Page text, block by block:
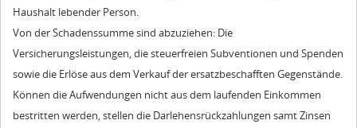
Haushalt lebender Person.
Von der Schadenssumme sind abzuziehen: Die
Versicherungsleistungen, die steuerfreien Subventionen und Spenden
sowie die Erlöse aus dem Verkauf der ersatzbeschafften Gegenstände.
Können die Aufwendungen nicht aus dem laufenden Einkommen
bestritten werden, stellen die Darlehensrückzahlungen samt Zinsen